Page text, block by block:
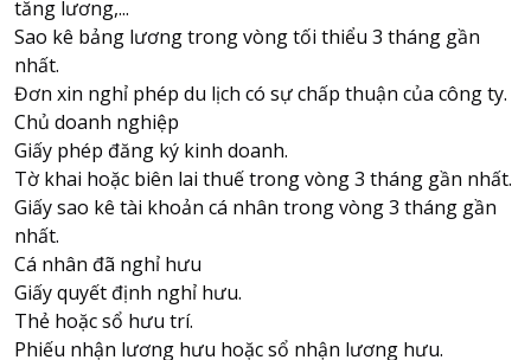
tăng lương,...
Sao kê bảng lương trong vòng tối thiểu 3 tháng gần
nhất.
Đơn xin nghỉ phép du lịch có sự chấp thuận của công ty.
Chủ doanh nghiệp
Giấy phép đăng ký kinh doanh.
Tờ khai hoặc biên lai thuế trong vòng 3 tháng gần nhất.
Giấy sao kê tài khoản cá nhân trong vòng 3 tháng gần
nhất.
Cá nhân đã nghỉ hưu
Giấy quyết định nghỉ hưu.
Thẻ hoặc sổ hưu trí.
Phiếu nhận lương hưu hoặc sổ nhận lương hưu.